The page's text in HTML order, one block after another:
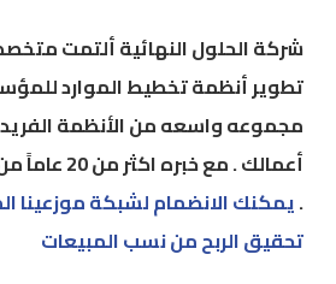
شركة الحلول النهائية ألتمت
تطوير أنظمة تخطيط الموارد
مجموعه واسعه من الأنظمة
أعمالك . مع
.يمكنك الانضمام لشبكة موزعينا
تحقيق الربح من نسب المبيعات